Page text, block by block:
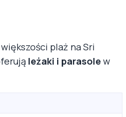
plaż na Sri
leżaki i parasole w